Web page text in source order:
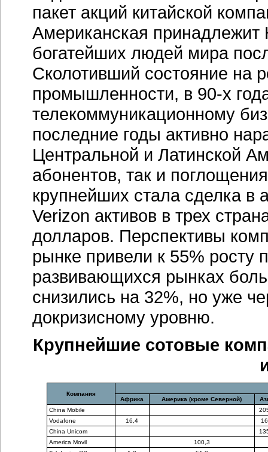
пакет акций китайской
Американская
богатейших людей мира
Сколотивший состояние на
промышленности, в 90-х
телекоммуникационному
последние годы активно
Центральной и Латинской
абонентов, так и
крупнейших стала сделка в
Verizon активов в трех
долларов. Перспективы
рынке привели к 55% росту
развивающихся рынках
снизились на 32%, но уже
докризисному уровню.
Крупнейшие сотовые
Компания
Африка
Америка (кроме Северной)
China Mobile
Vodafone
16,4
China Unicom
America Movil
100,3